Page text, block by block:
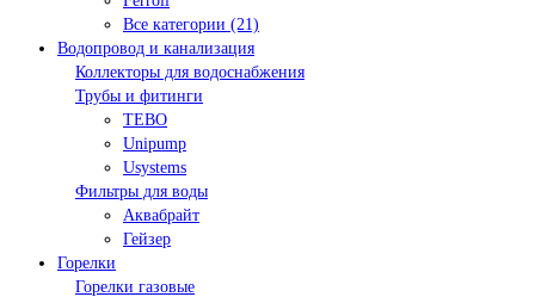
Все категории (21)
Водопровод и канализация
Коллекторы для водоснабжения
Трубы и фитинги
TEBO
Unipump
Usystems
Фильтры для воды
Аквабрайт
Гейзер
Горелки
Горелки газовые